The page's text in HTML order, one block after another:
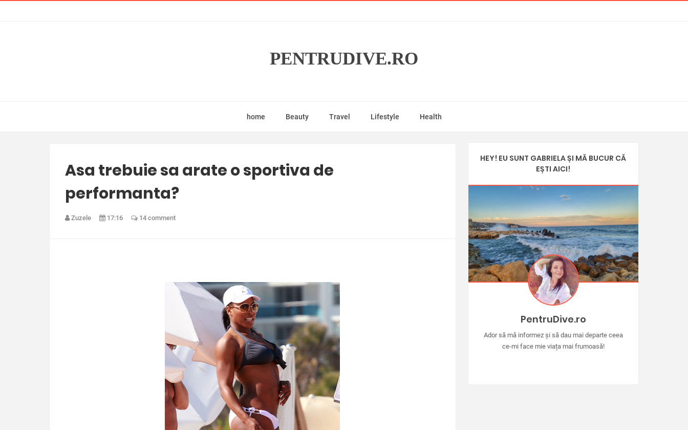
PENTRUDIVE.RO
home Beauty Travel Lifestyle Health
Asa trebuie sa arate o sportiva de
performanta?
Zuzele 17:16 14 comment
HEY! EU SUNT GABRIELA ȘI MĂ BUCUR CĂ
EȘTI AICI!
PentruDive.ro
Ador să mă informez și să dau mai departe ceea
ce-mi face mie viața mai frumoasă!